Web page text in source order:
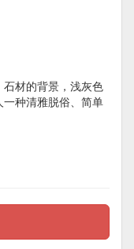
材的背景，浅灰色
种清雅脱俗、简单